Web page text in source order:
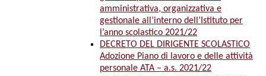
amministrativa, organizzativa e
gestionale all’interno dell’Istituto per
l’anno scolastico 2021/22
DECRETO DEL DIRIGENTE SCOLASTICO
Adozione Piano di lavoro e delle attività
personale ATA – a.s. 2021/22